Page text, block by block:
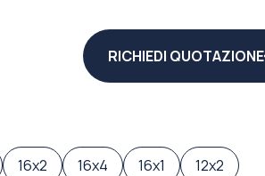
RICHIEDI QUOTAZIONE
16x2 16x4 16x1 12x2